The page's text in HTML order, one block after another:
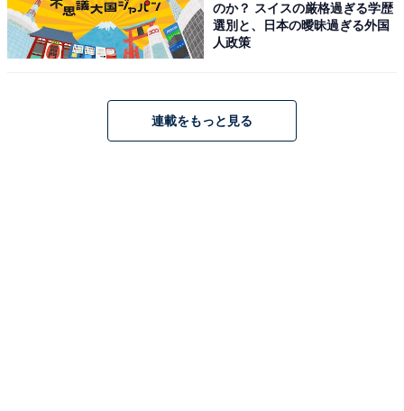
のか？ スイスの厳格過ぎる学歴
選別と、日本の曖昧過ぎる外国
人政策
連載をもっと見る